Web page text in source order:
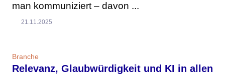
man kommuniziert – davon ...
21.11.2025
Branche
Relevanz, Glaubwürdigkeit und KI in allen